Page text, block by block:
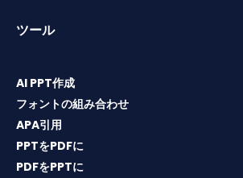
ツール
AI PPT作成
フォントの組み合わせ
APA引用
PPTをPDFに
PDFをPPTに